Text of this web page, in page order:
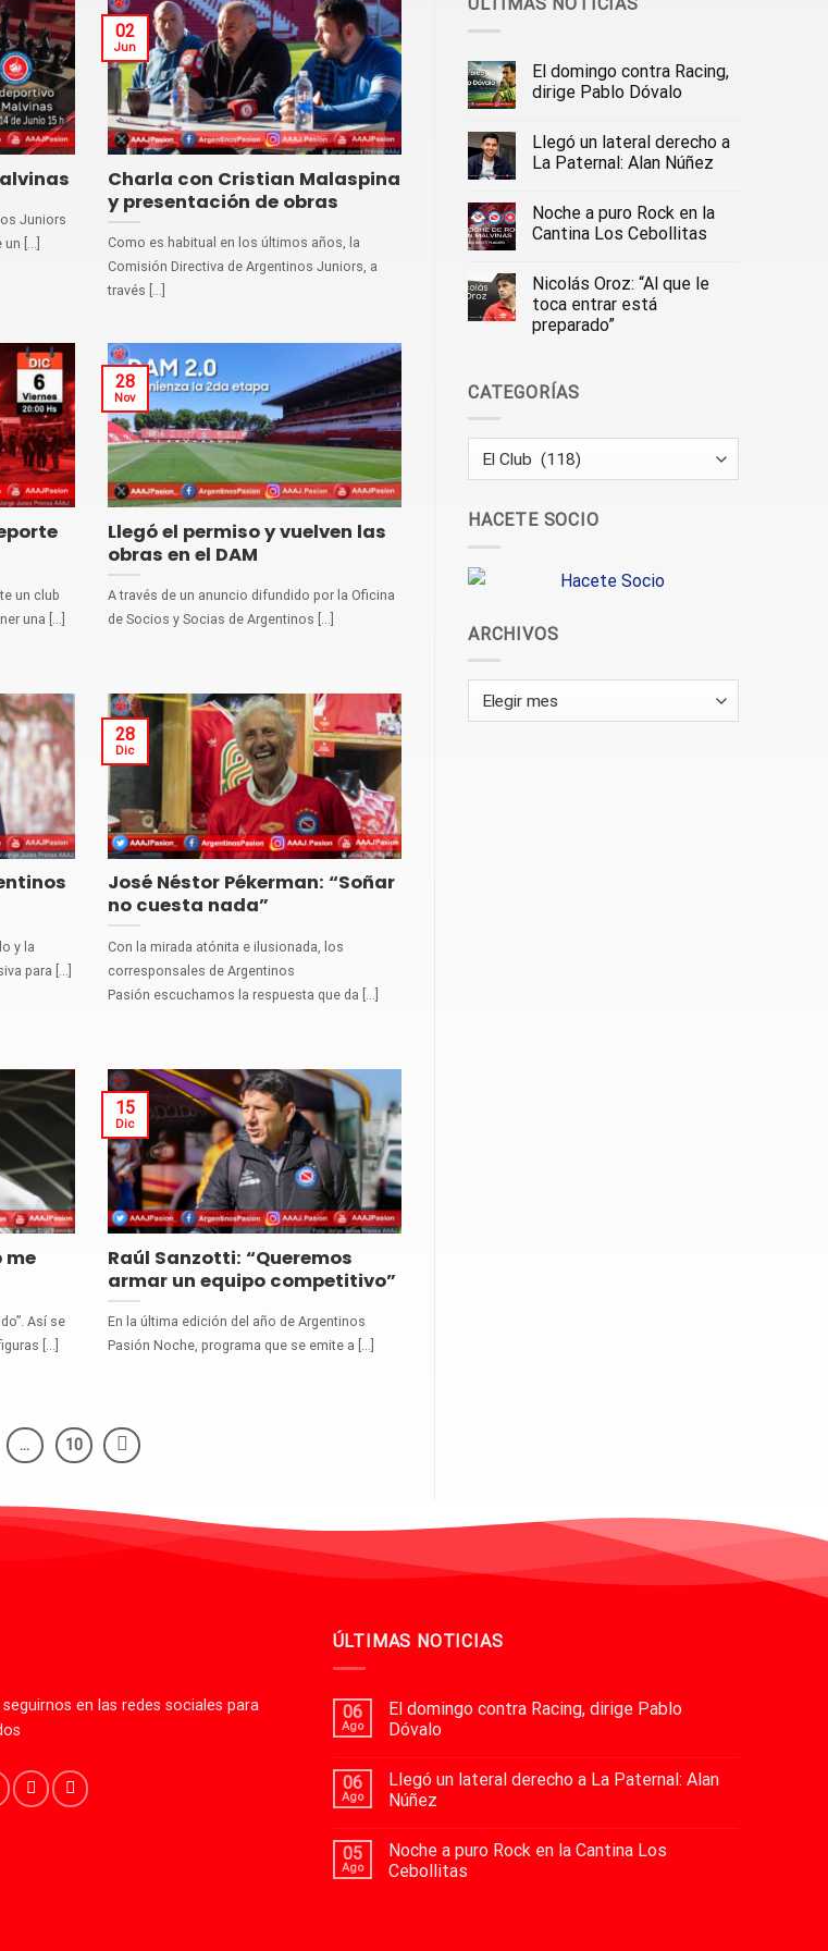
Juniors
[...]
Charla con Cristian Malaspina
y presentación de obras
Como es habitual en los últimos años, la
Comisión Directiva de Argentinos Juniors, a
través [...]
02
Jun
un club
una [...]
Llegó el permiso y vuelven las
obras en el DAM
A través de un anuncio difundido por la Oficina
de Socios y Socias de Argentinos [...]
28
Nov
y la
para [...]
José Néstor Pékerman: “Soñar
no cuesta nada”
Con la mirada atónita e ilusionada, los
corresponsales de Argentinos
Pasión escuchamos la respuesta que da [...]
28
Dic
me
Así se
[...]
Raúl Sanzotti: “Queremos
armar un equipo competitivo”
En la última edición del año de Argentinos
Pasión Noche, programa que se emite a [...]
15
Dic
… 10
El domingo contra Racing,
dirige Pablo Dóvalo
Llegó un lateral derecho a
La Paternal: Alan Núñez
Noche a puro Rock en la
Cantina Los Cebollitas
Nicolás Oroz: “Al que le
toca entrar está
preparado”
CATEGORÍAS
Categorías
HACETE SOCIO
ARCHIVOS
Archivos
en las redes sociales para
ÚLTIMAS NOTICIAS
06
Ago
El domingo contra Racing, dirige Pablo
Dóvalo
06
Ago
Llegó un lateral derecho a La Paternal: Alan
Núñez
05
Ago
Noche a puro Rock en la Cantina Los
Cebollitas